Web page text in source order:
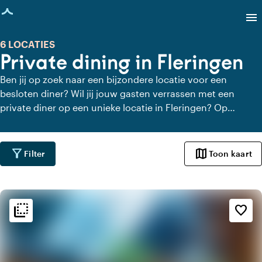
geladen
menu
Private dining in Fleringen
6 LOCATIES
Ben jij op zoek naar een bijzondere locatie voor een
besloten diner? Wil jij jouw gasten verrassen met een
private diner op een unieke locatie in Fleringen? Op
Fleringen waar je in alle rust kunt dineren. Bekijk alle
private dining locaties voor een heerlijk verzorgd private
diner.
filter_alt Filter map Toon kaart
flip_to_back favorite_border
flip_to_back Sfeer en esthetiek
info
Mediterraans